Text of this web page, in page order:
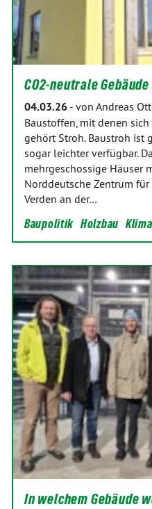
CO2-neutrale
04.03.26 - von Andreas
Baustoffen, mit denen
gehört Stroh. Baustroh ist
sogar leichter verfügbar.
mehrgeschossige Häuser
Norddeutsche Zentrum
Verden an der…
Baupolitik Holzbau
In welchem Gebäude